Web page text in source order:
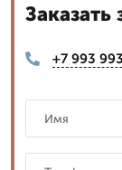
Заказать
+7 993